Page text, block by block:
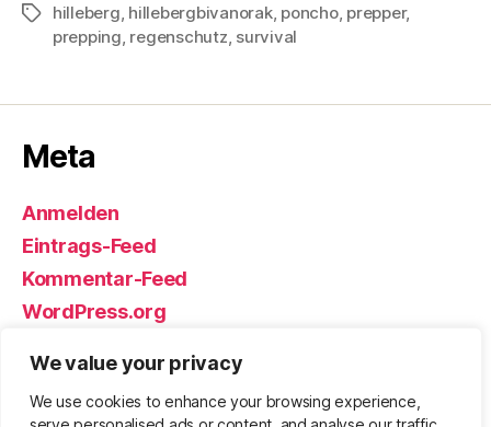
We value your privacy
We use cookies to enhance your browsing experience,
Schlagwörter
hilleberg hillebergbivanorak, poncho, prepper,
prepping regenschutz survival
Meta
Anmelden
Eintrags-Feed
Kommentar-Feed
WordPress.org
© 2026Björn Eickhoff – Der Blog
Nach oben